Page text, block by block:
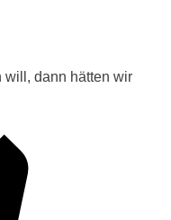
will, dann hätten wir